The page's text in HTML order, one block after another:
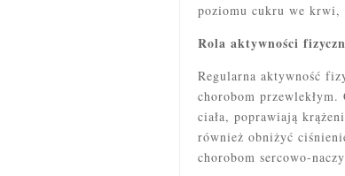
poziomu cukru we
Rola aktywności
Regularna aktywność
chorobom
ciała, poprawiają
również obniżyć
chorobom sercowo-